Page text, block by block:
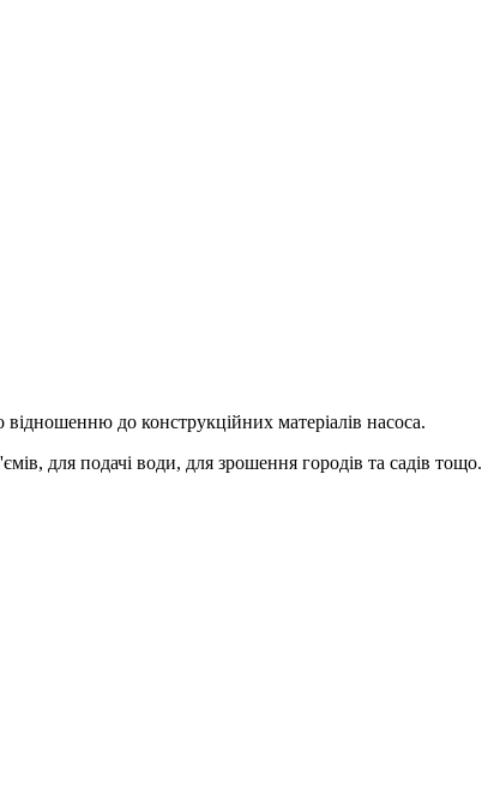
до конструкційних матеріалів насоса.
для подачі води, для зрошення городів та садів тощо.